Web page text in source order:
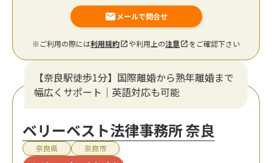
メールで問合せ
※ご利用の際には利用規約 や利用上の注意 をご確認下さい
【奈良駅徒歩1分】国際離婚から熟年離婚まで
幅広くサポート｜英語対応も可能
ベリーベスト法律事務所 奈良
奈良県 奈良市